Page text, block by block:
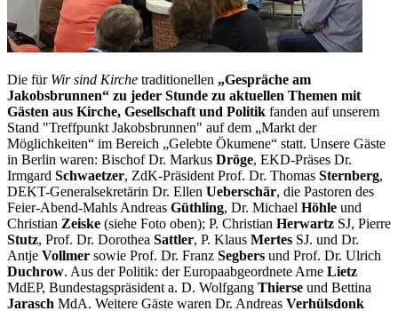
Die für Wir sind Kirche traditionellen „Gespräche am
Jakobsbrunnen“ zu jeder Stunde zu aktuellen Themen mit
Gästen aus Kirche, Gesellschaft und Politik fanden auf unserem
Stand "Treffpunkt Jakobsbrunnen" auf dem „Markt der
Möglichkeiten“ im Bereich „Gelebte Ökumene“ statt. Unsere Gäste
in Berlin waren: Bischof Dr. Markus Dröge, EKD-Präses Dr.
Irmgard Schwaetzer, ZdK-Präsident Prof. Dr. Thomas Sternberg,
DEKT-Generalsekretärin Dr. Ellen Ueberschär, die Pastoren des
Feier-Abend-Mahls Andreas Güthling, Dr. Michael Höhle und
Christian Zeiske (siehe Foto oben); P. Christian Herwartz SJ, Pierre
Stutz, Prof. Dr. Dorothea Sattler, P. Klaus Mertes SJ. und Dr.
Antje Vollmer sowie Prof. Dr. Franz Segbers und Prof. Dr. Ulrich
Duchrow. Aus der Politik: der Europaabgeordnete Arne Lietz
MdEP, Bundestagspräsident a. D. Wolfgang Thierse und Bettina
Jarasch MdA. Weitere Gäste waren Dr. Andreas Verhülsdonk